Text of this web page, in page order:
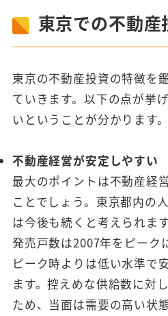
東京での不動産
東京の不動産投資の特徴を
ていきます。以下の点が挙
いということが分かります。
不動産経営が安定しやすい
最大のポイントは不動産経
ことでしょう。東京都内の
は今後も続くと考えられま
発売戸数は2007年をピーク
ピーク時よりは低い水準で
ます。控えめな供給数に対
ため、当面は需要の高い状